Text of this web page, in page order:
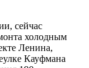
сейчас
холодным
Ленина,
Кауфмана